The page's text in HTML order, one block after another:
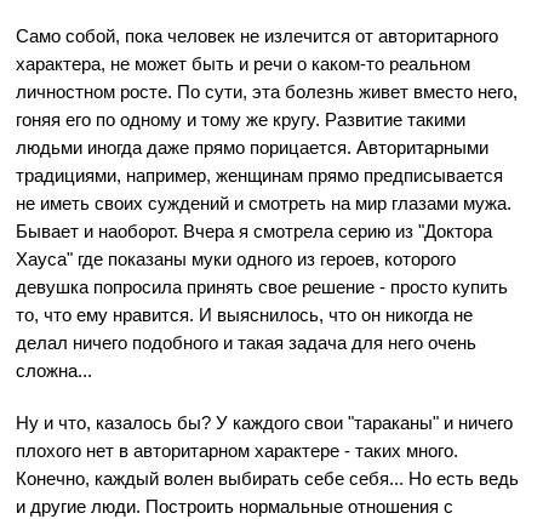
Само собой, пока человек не излечится от авторитарного
характера, не может быть и речи о каком-то реальном
личностном росте. По сути, эта болезнь живет вместо него,
гоняя его по одному и тому же кругу. Развитие такими
людьми иногда даже прямо порицается. Авторитарными
традициями, например, женщинам прямо предписывается
не иметь своих суждений и смотреть на мир глазами мужа.
Бывает и наоборот. Вчера я смотрела серию из "Доктора
Хауса" где показаны муки одного из героев, которого
девушка попросила принять свое решение - просто купить
то, что ему нравится. И выяснилось, что он никогда не
делал ничего подобного и такая задача для него очень
сложна...
Ну и что, казалось бы? У каждого свои "тараканы" и ничего
плохого нет в авторитарном характере - таких много.
Конечно, каждый волен выбирать себе себя... Но есть ведь
и другие люди. Построить нормальные отношения с